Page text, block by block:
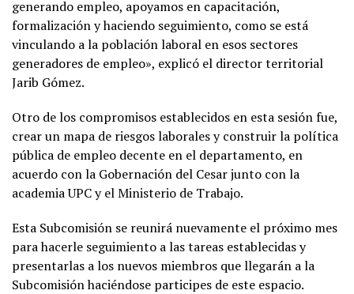
generando empleo, apoyamos en capacitación,
formalización y haciendo seguimiento, como se está
vinculando a la población laboral en esos sectores
generadores de empleo», explicó el director territorial
Jarib Gómez.
Otro de los compromisos establecidos en esta sesión fue,
crear un mapa de riesgos laborales y construir la política
pública de empleo decente en el departamento, en
acuerdo con la Gobernación del Cesar junto con la
academia UPC y el Ministerio de Trabajo.
Esta Subcomisión se reunirá nuevamente el próximo mes
para hacerle seguimiento a las tareas establecidas y
presentarlas a los nuevos miembros que llegarán a la
Subcomisión haciéndose participes de este espacio.